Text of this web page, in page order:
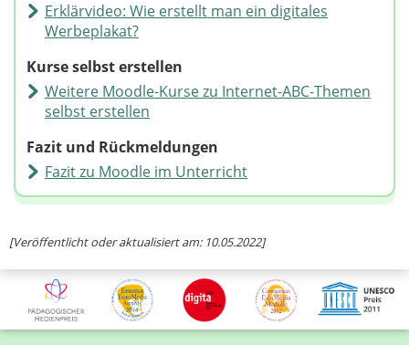
[Veröffentlicht oder aktualisiert am: 10.05.2022]
Erklärvideo: Wie erstellt man ein digitales
Werbeplakat?
Kurse selbst erstellen
Weitere Moodle-Kurse zu Internet-ABC-Themen
selbst erstellen
Fazit und Rückmeldungen
Fazit zu Moodle im Unterricht